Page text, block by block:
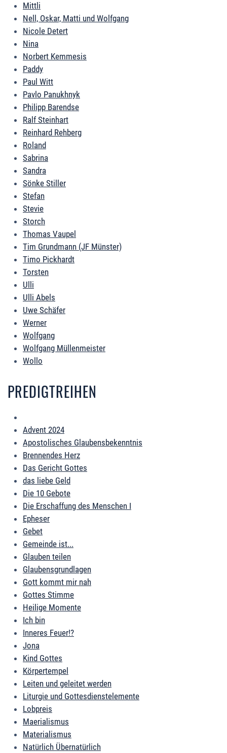
Mittli
Nell, Oskar, Matti und Wolfgang
Nicole Detert
Nina
Norbert Kemmesis
Paddy
Paul Witt
Pavlo Panukhnyk
Philipp Barendse
Ralf Steinhart
Reinhard Rehberg
Roland
Sabrina
Sandra
Sönke Stiller
Stefan
Stevie
Storch
Thomas Vaupel
Tim Grundmann (JF Münster)
Timo Pickhardt
Torsten
Ulli
Ulli Abels
Uwe Schäfer
Werner
Wolfgang
Wolfgang Müllenmeister
Wollo
PREDIGTREIHEN
Advent 2024
Apostolisches Glaubensbekenntnis
Brennendes Herz
Das Gericht Gottes
das liebe Geld
Die 10 Gebote
Die Erschaffung des Menschen I
Epheser
Gebet
Gemeinde ist...
Glauben teilen
Glaubensgrundlagen
Gott kommt mir nah
Gottes Stimme
Heilige Momente
Ich bin
Inneres Feuer!?
Jona
Kind Gottes
Körpertempel
Leiten und geleitet werden
Liturgie und Gottesdienstelemente
Lobpreis
Maerialismus
Materialismus
Natürlich Übernatürlich